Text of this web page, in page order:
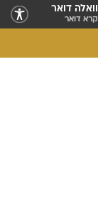
וואלה דואר
קרא דואר